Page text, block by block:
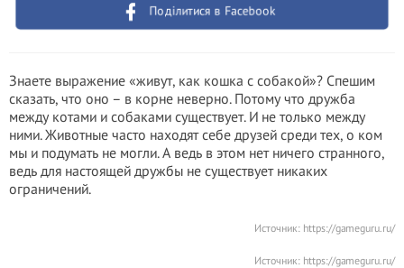
Поділитися в Facebook
Знаете выражение «живут, как кошка с собакой»? Спешим
сказать, что оно – в корне неверно. Потому что дружба
между котами и собаками существует. И не только между
ними. Животные часто находят себе друзей среди тех, о ком
мы и подумать не могли. А ведь в этом нет ничего странного,
ведь для настоящей дружбы не существует никаких
ограничений.
Источник: https://gameguru.ru/
Источник: https://gameguru.ru/